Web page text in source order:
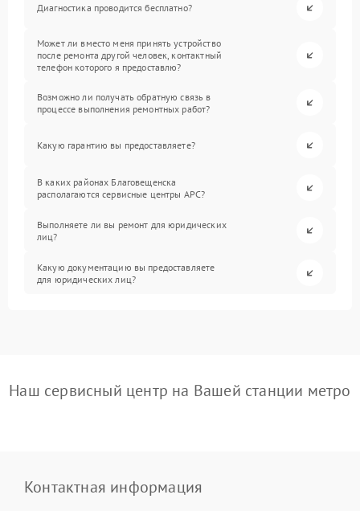
Диагностика проводится бесплатно?
Может ли вместо меня принять устройство
после ремонта другой человек, контактный
телефон которого я предоставлю?
Возможно ли получать обратную связь в
процессе выполнения ремонтных работ?
Какую гарантию вы предоставляете?
В каких районах Благовещенска
располагаются сервисные центры APC?
Выполняете ли вы ремонт для юридических
лиц?
Какую документацию вы предоставляете
для юридических лиц?
Наш сервисный центр на Вашей станции метро
Контактная информация